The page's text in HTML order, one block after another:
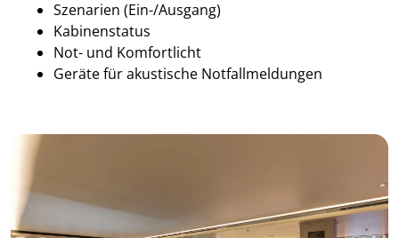
Szenarien (Ein-/Ausgang)
Kabinenstatus
Not- und Komfortlicht
Geräte für akustische Notfallmeldungen